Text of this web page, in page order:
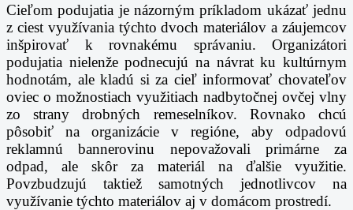
Cieľom podujatia je názorným príkladom ukázať jednu
z ciest využívania týchto dvoch materiálov a záujemcov
inšpirovať k rovnakému správaniu. Organizátori
podujatia nielenže podnecujú na návrat ku kultúrnym
hodnotám, ale kladú si za cieľ informovať chovateľov
oviec o možnostiach využitiach nadbytočnej ovčej vlny
zo strany drobných remeselníkov. Rovnako chcú
pôsobiť na organizácie v regióne, aby odpadovú
reklamnú bannerovinu nepovažovali primárne za
odpad, ale skôr za materiál na ďalšie využitie.
Povzbudzujú taktiež samotných jednotlivcov na
využívanie týchto materiálov aj v domácom prostredí.